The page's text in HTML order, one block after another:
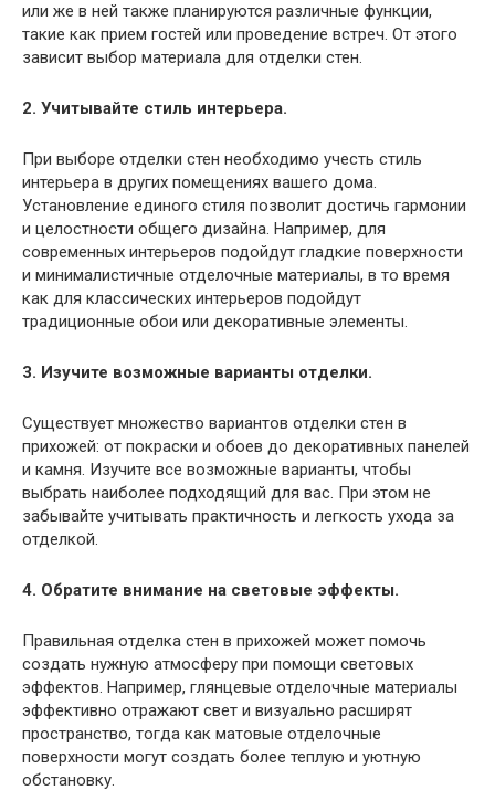
или же в ней также планируются различные функции,
такие как прием гостей или проведение встреч. От этого
зависит выбор материала для отделки стен.
2. Учитывайте стиль интерьера.
При выборе отделки стен необходимо учесть стиль
интерьера в других помещениях вашего дома.
Установление единого стиля позволит достичь гармонии
и целостности общего дизайна. Например, для
современных интерьеров подойдут гладкие поверхности
и минималистичные отделочные материалы, в то время
как для классических интерьеров подойдут
традиционные обои или декоративные элементы.
3. Изучите возможные варианты отделки.
Существует множество вариантов отделки стен в
прихожей: от покраски и обоев до декоративных панелей
и камня. Изучите все возможные варианты, чтобы
выбрать наиболее подходящий для вас. При этом не
забывайте учитывать практичность и легкость ухода за
отделкой.
4. Обратите внимание на световые эффекты.
Правильная отделка стен в прихожей может помочь
создать нужную атмосферу при помощи световых
эффектов. Например, глянцевые отделочные материалы
эффективно отражают свет и визуально расширят
пространство, тогда как матовые отделочные
поверхности могут создать более теплую и уютную
обстановку.